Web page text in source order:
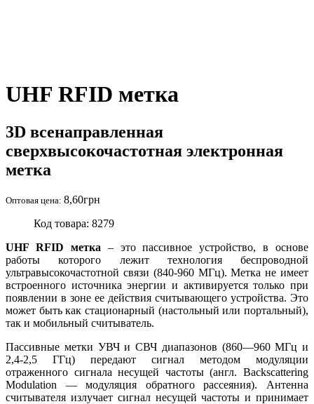
UHF RFID метка
3D всенаправленная
сверхвысокочастотная электронная
метка
Оптовая цена: 8,60грн
Код товара: 8279
UHF RFID метка – это пассивное устройство, в основе
работы которого лежит технология беспроводной
ультравысокочастотной связи (840-960 МГц). Метка не имеет
встроенного источника энергии и активируется только при
появлении в зоне ее действия считывающего устройства. Это
может быть как стационарный (настольный или портальный),
так и мобильный считыватель.
Пассивные метки УВЧ и СВЧ диапазонов (860—960 МГц и
2,4-2,5 ГГц) передают сигнал методом модуляции
отраженного сигнала несущей частоты (англ. Backscattering
Modulation — модуляция обратного рассеяния). Антенна
считывателя излучает сигнал несущей частоты и принимает